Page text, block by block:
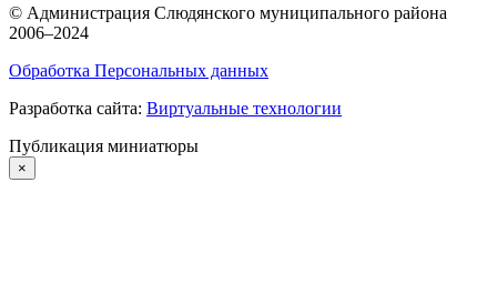
© Администрация Слюдянского муниципального района
2006–2024
Обработка Персональных данных
Разработка сайта: Виртуальные технологии
Публикация миниатюры
×